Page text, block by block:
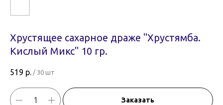
Хрустящее сахарное драже "Хрустямба.
Кислый Микс" 10 гр.
519 р. / 30 шт
Заказать